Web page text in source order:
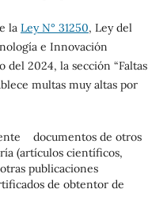
la Ley N° 31250, Ley del
e Innovación
del 2024, la sección “Faltas
multas muy altas por
documentos de otros
(artículos científicos,
publicaciones
de obtentor de